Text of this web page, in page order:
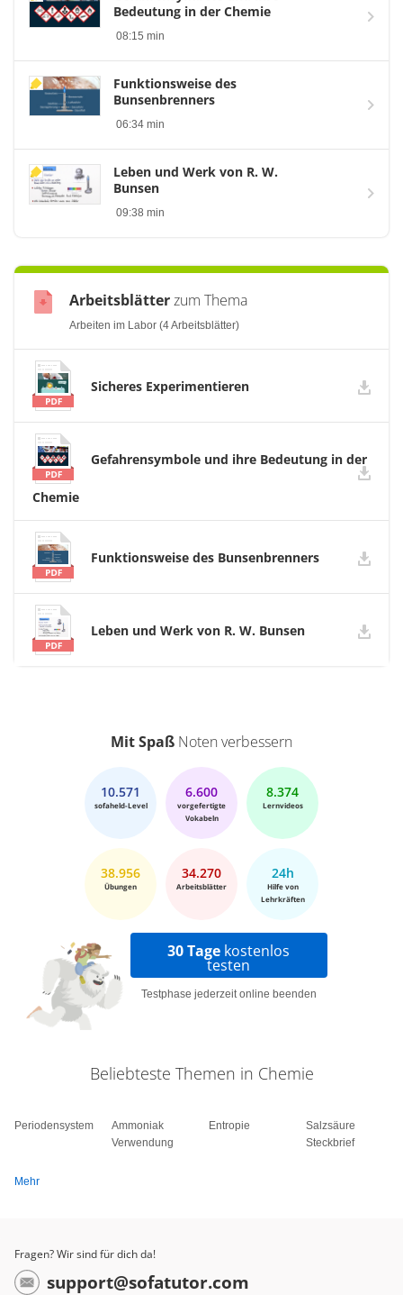
Bedeutung in der Chemie
08:15 min
Funktionsweise des
Bunsenbrenners
06:34 min
Leben und Werk von R. W.
Bunsen
09:38 min
Arbeitsblätterzum Thema
Arbeiten im Labor (4 Arbeitsblätter)
Sicheres Experimentieren
Gefahrensymbole und ihre Bedeutung in der
Chemie
Funktionsweise des Bunsenbrenners
Leben und Werk von R. W. Bunsen
Mit Spaß Noten verbessern
10.571
sofaheld-Level
6.600
vorgefertigte
Vokabeln
8.374
Lernvideos
38.956
Übungen
34.270
Arbeitsblätter
24h
Hilfe von
Lehrkräften
30 Tage kostenlos
testen
Testphase jederzeit online beenden
Beliebteste Themen in Chemie
Periodensystem
Ammoniak
Verwendung
Entropie
Salzsäure
Steckbrief
Mehr
Fragen? Wir sind für dich da!
support@sofatutor.com